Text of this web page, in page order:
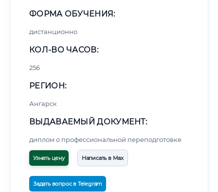
ФОРМА ОБУЧЕНИЯ:
дистанционно
КОЛ-ВО ЧАСОВ:
256
РЕГИОН:
Ангарск
ВЫДАВАЕМЫЙ ДОКУМЕНТ:
диплом о профессиональной переподготовке
Узнать цену Написать в Max
Задать вопрос в Telegram